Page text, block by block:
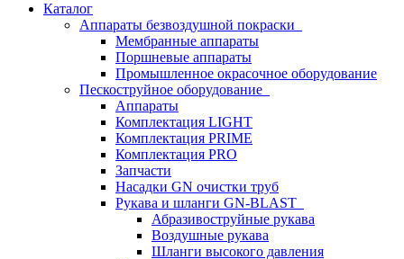
Каталог
Аппараты безвоздушной покраски
Мембранные аппараты
Поршневые аппараты
Промышленное окрасочное оборудование
Пескоструйное оборудование
Аппараты
Комплектация LIGHT
Комплектация PRIME
Комплектация PRO
Запчасти
Насадки GN очистки труб
Рукава и шланги GN-BLAST
Абразивоструйные рукава
Воздушные рукава
Шланги высокого давления